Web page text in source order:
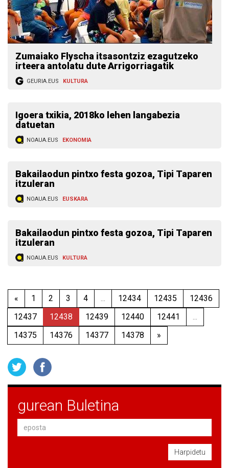
Zumaiako Flyscha itsasontziz ezagutzeko
irteera antolatu dute Arrigorriagatik
GEURIA.EUS KULTURA
Igoera txikia, 2018ko lehen langabezia
datuetan
NOAUA.EUS EKONOMIA
Bakailaodun pintxo festa gozoa, Tipi Taparen
itzuleran
NOAUA.EUS EUSKARA
Bakailaodun pintxo festa gozoa, Tipi Taparen
itzuleran
NOAUA.EUS KULTURA
« 1 2 3 4 ... 12434 12435
12436
12437
12438 12439 12440 12441
...
14375
14376 14377 14378 »
gurean Buletina
Harpidetu